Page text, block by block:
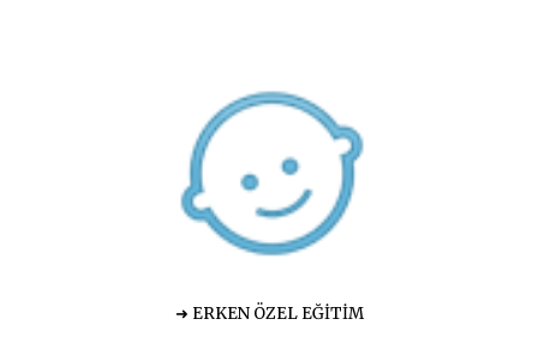
➜ ERKEN ÖZEL EĞİTİM